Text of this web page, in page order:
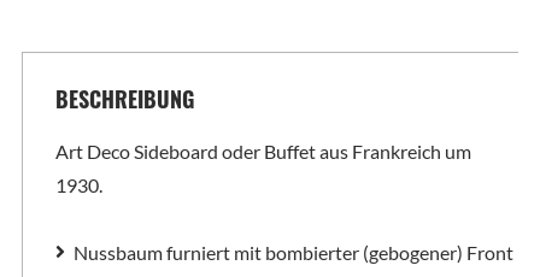
BESCHREIBUNG
Art Deco Sideboard oder Buffet aus Frankreich um
1930.
Nussbaum furniert mit bombierter (gebogener) Front